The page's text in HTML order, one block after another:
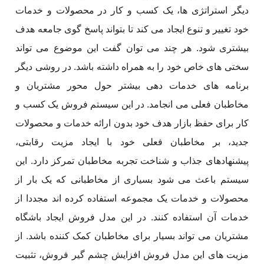
دیگر استراتژی ها، یک کسب و کار در محصولات و خدمات
خود تغییر و تنوع ایجاد می کند تا بتواند پاسخ گوی جامعه هدف
بیشتری شود. هر چند می توان گفت این موضوع می تواند
سختی های خاص خود را به همراه داشته باشد. در روشی دیگر
برنامه های خدمات دهی بیشتر حول محور مشتریان و
مخاطبان فعلی می انجامد. در این سیستم فروش یک کسب و
کار برای حفظ بازار هدف خود بدون ارائه خدمات و محصولات
جدید، بر مخاطبان فعلی خود با ایجاد مزیت رقابتی،
پیشنهادهای جذاب و شناخت تجربه مخاطبان تمرکز دارد. این
سیستم باعث می شود بسیاری از مخاطبانی که یک بار از
محصولات و خدمات یک مجموعه استفاده کرده اند مجددا از
خدمات آن استفاده کنند. در این مدل فروش ایجاد باشگاه
مشتریان می تواند بسیار برای مخاطبان کمک کننده باشد. از
مزیت های این مدل فروش افزایش چشم گیر فروش، تثبیت